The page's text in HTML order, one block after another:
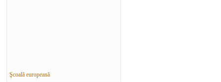
Şcoală europeană